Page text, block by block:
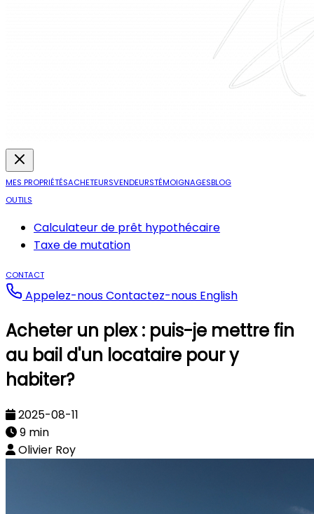
MES PROPRIÉTÉSACHETEURSVENDEURSTÉMOIGNAGESBLOG
OUTILS
Calculateur de prêt hypothécaire
Taxe de mutation
CONTACT
Appelez-nousContactez-nous English
Acheter un plex : puis-je mettre fin
au bail d'un locataire pour y
habiter?
2025-08-11
9 min
Olivier Roy